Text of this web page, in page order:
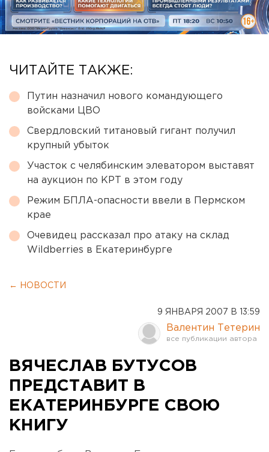
ЧИТАЙТЕ ТАКЖЕ:
Путин назначил нового командующего
войсками ЦВО
Свердловский титановый гигант получил
крупный убыток
Участок с челябинским элеватором выставят
на аукцион по КРТ в этом году
Режим БПЛА-опасности ввели в Пермском
крае
Очевидец рассказал про атаку на склад
Wildberries в Екатеринбурге
← НОВОСТИ
9 ЯНВАРЯ 2007 В 13:59
Валентин Тетерин
ВЯЧЕСЛАВ БУТУСОВ
ПРЕДСТАВИТ В
ЕКАТЕРИНБУРГЕ СВОЮ
КНИГУ